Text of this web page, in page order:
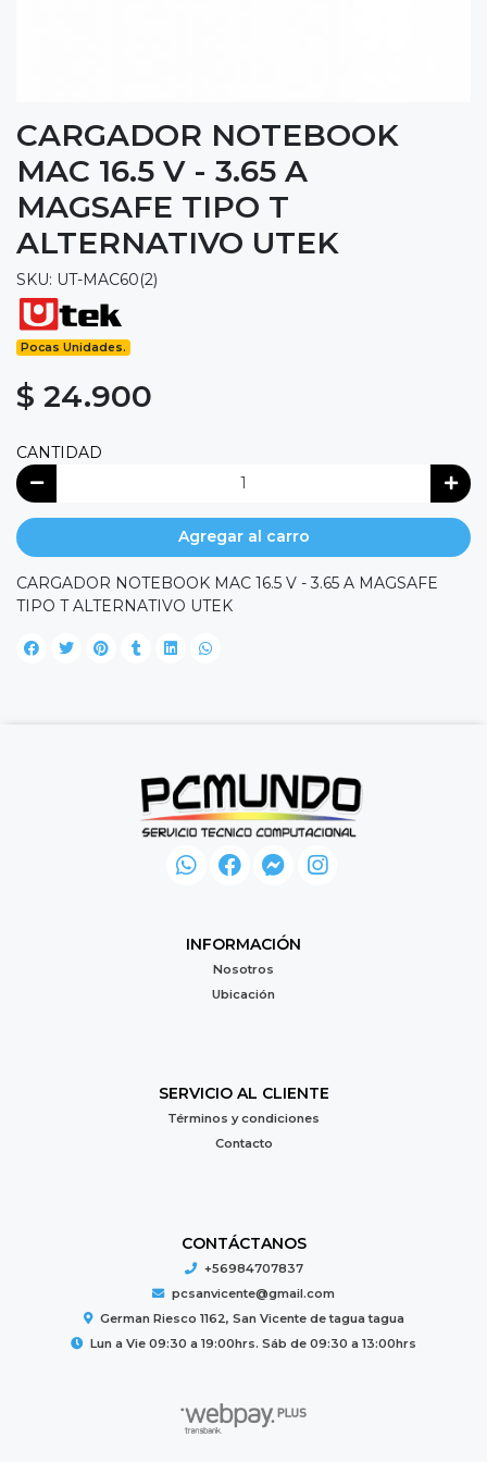
CARGADOR NOTEBOOK
MAC 16.5 V - 3.65 A
MAGSAFE TIPO T
ALTERNATIVO UTEK
SKU: UT-MAC60(2)
Pocas Unidades.
$ 24.900
CANTIDAD
Agregar al carro
CARGADOR NOTEBOOK MAC 16.5 V - 3.65 A MAGSAFE
TIPO T ALTERNATIVO UTEK
INFORMACIÓN
Nosotros
Ubicación
SERVICIO AL CLIENTE
Términos y condiciones
Contacto
CONTÁCTANOS
+56984707837
pcsanvicente@gmail.com
German Riesco 1162, San Vicente de tagua tagua
Lun a Vie 09:30 a 19:00hrs. Sáb de 09:30 a 13:00hrs